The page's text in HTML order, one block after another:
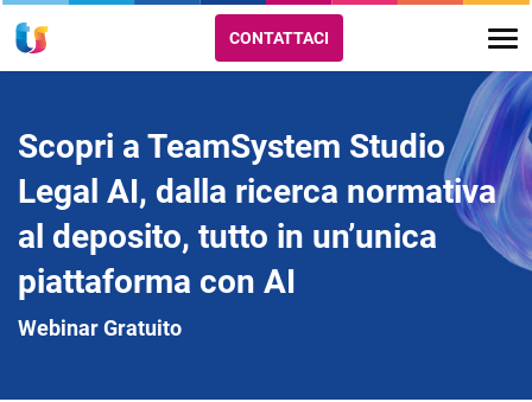
CONTATTACI
Scopri a TeamSystem Studio
Legal AI, dalla ricerca normativa
al deposito, tutto in un’unica
piattaforma con AI
Webinar Gratuito